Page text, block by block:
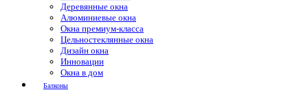
Деревянные окна
Алюминиевые окна
Окна премиум-класса
Цельностеклянные окна
Дизайн окна
Инновации
Окна в дом
Балконы